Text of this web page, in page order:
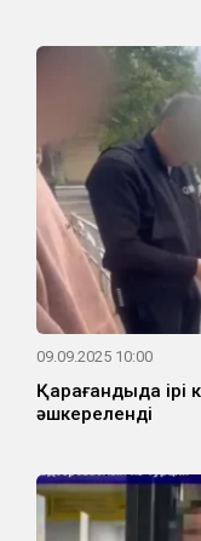
09.09.2025 10:00
Қарағандыда ірі
әшкереленді